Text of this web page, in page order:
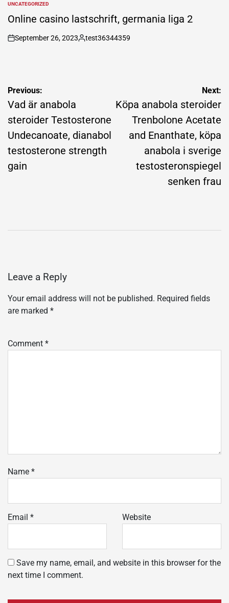
POSTED
IN
UNCATEGORIZED
Online casino lastschrift, germania liga 2
on
September 26, 2023
Posted
test36344359
Post
navigation
Previous:
Vad är anabola
steroider Testosterone
Undecanoate, dianabol
testosterone strength
gain
Next:
Köpa anabola steroider
Trenbolone Acetate
and Enanthate, köpa
anabola i sverige
testosteronspiegel
senken frau
Leave a Reply
Your email address will not be published. Required fields
are marked *
Comment *
Name *
Email * Website
Save my name, email, and website in this browser for the
next time I comment.